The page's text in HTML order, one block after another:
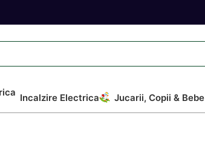
Incalzire Electrica Jucarii, Copii & Bebe